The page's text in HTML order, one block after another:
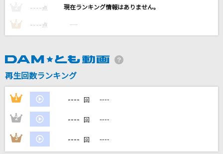
DAMの新曲・ランキングなど
カラオケをもっと楽しもう！
家族や友達と一緒に！練習にも！
---- 点 ----
3 ---- 点 ----
再生回数ランキング
1 ---- 回 ----
2 ---- 回 ----
3 ---- 回 ----